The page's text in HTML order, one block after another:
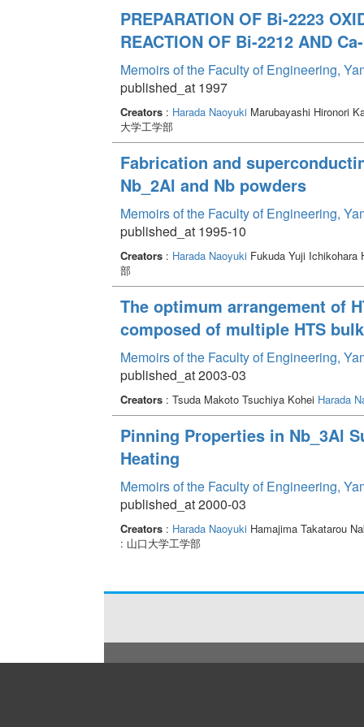
PREPARATION OF Bi-2223
REACTION OF Bi-2212 AND
Memoirs of the Faculty of Engineering,
published_at 1997
Creators: Harada NaoyukiMarubayashi Hironori
大学工学部
Fabrication and
Nb_2Al and Nb powders
Memoirs of the Faculty of Engineering,
published_at 1995-10
Creators: Harada NaoyukiFukuda Yuji Ichikohara
部
The optimum arrangement of
composed of multiple HTS
Memoirs of the Faculty of Engineering,
published_at 2003-03
Creators: Tsuda Makoto Tsuchiya Kohei Harada
Pinning Properties in Nb_3Al
Heating
Memoirs of the Faculty of Engineering,
published_at 2000-03
Creators: Harada NaoyukiHamajima Takatarou
: 山口大学工学部